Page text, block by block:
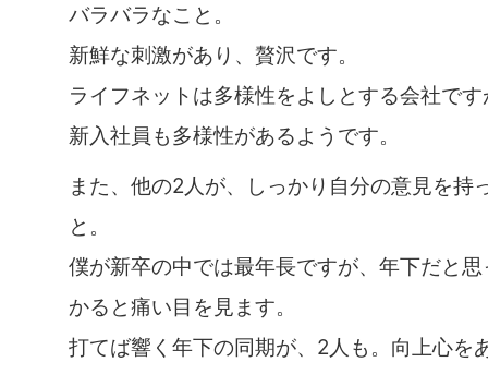
バラバラなこと。
新鮮な刺激があり、贅沢です。
ライフネットは多様性をよしとする会社で
新入社員も多様性があるようです。
また、他の2人が、しっかり自分の意見を持
と。
僕が新卒の中では最年長ですが、年下だと
かると痛い目を見ます。
打てば響く年下の同期が、2人も。向上心を